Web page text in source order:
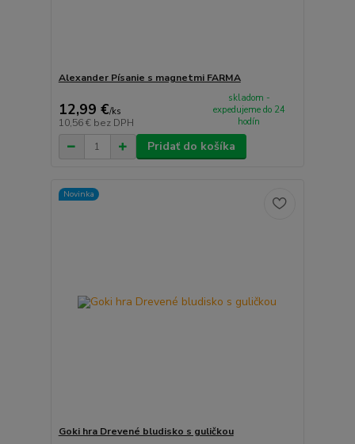
Alexander Písanie s magnetmi FARMA
12,99 €/ks
10,56 € bez DPH
skladom -
expedujeme do 24
hodín
Pridať do košíka
Novinka
Goki hra Drevené bludisko s guličkou